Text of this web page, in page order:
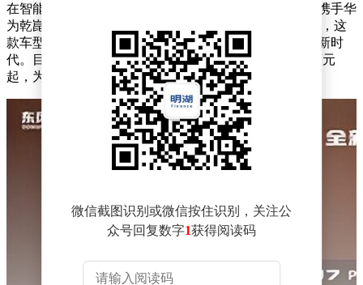
在智能越野领域，一场革新风暴正席卷而来。猛士汽车携手华
为乾崑，共同推出“智能越野第一车”——全新猛士M817，这
款车型的全球首秀，标志着越野车市场正式迈入智能化新时
代。目前，全新猛士M817已开启预售，官方预售价37万元
起，为越野爱好者们带来了前所未有的期待。
微信截图识别或微信按住识别，关注公
众号回复数字1获得阅读码